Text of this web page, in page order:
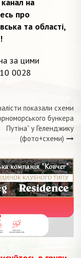
про
та області,
за цими
0028
показали схеми
бункера
Путіна” у Геленджику
(фото+схеми)